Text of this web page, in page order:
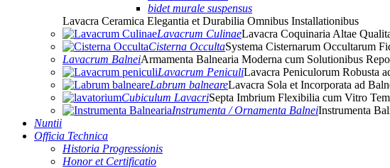
bidet murale suspensus
Lavacra Ceramica Elegantia et Durabilia Omnibus Installationibus
Lavacrum CulinaeLavacra Coquinaria Altae
Cisterna OccultaSystema Cisternarum Occultarum
Lavacrum BalneiArmamenta Balnearia Moderna cum Solutionibus
Lavacrum PeniculiLavacra Peniculorum Robusta
Labrum balneareLavacra Sola et Incorporata ad
Cubiculum LavacriSepta Imbrium Flexibilia cum Vitro
Instrumenta / Ornamenta BalneiInstrumenta
Nuntii
Officia Technica
Historia Progressionis
Honor et Certificatio